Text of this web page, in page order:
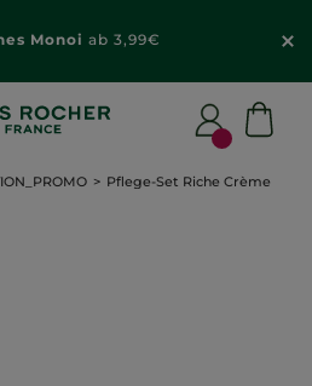
Monoi ab 3,99€
Pflege-Set Riche Crème